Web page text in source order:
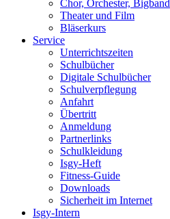
Chor, Orchester, Bigband
Theater und Film
Bläserkurs
Service
Unterrichtszeiten
Schulbücher
Digitale Schulbücher
Schulverpflegung
Anfahrt
Übertritt
Anmeldung
Partnerlinks
Schulkleidung
Isgy-Heft
Fitness-Guide
Downloads
Sicherheit im Internet
Isgy-Intern